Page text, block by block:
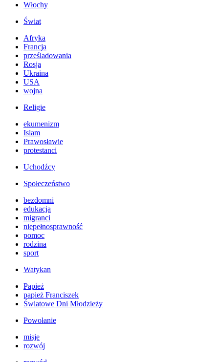
Włochy
Świat
Afryka
Francja
prześladowania
Rosja
Ukraina
USA
wojna
Religie
ekumenizm
Islam
Prawosławie
protestanci
Uchodźcy
Społeczeństwo
bezdomni
edukacja
migranci
niepełnosprawność
pomoc
rodzina
sport
Watykan
Papież
papież Franciszek
Światowe Dni Młodzieży
Powołanie
misje
rozwój